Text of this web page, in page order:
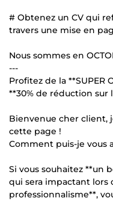
# Obtenez un CV qui
travers une mise en
Nous sommes en
---
Profitez de la **SUPER
**30% de réduction sur
Bienvenue cher client,
cette page !
Comment puis-je vous
Si vous souhaitez **un
qui sera impactant
professionnalisme**,